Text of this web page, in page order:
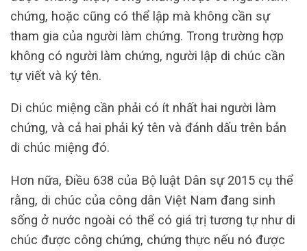
chứng, hoặc cũng có thể lập mà không cần sự
tham gia của người làm chứng. Trong trường hợp
không có người làm chứng, người lập di chúc cần
tự viết và ký tên.
Di chúc miệng cần phải có ít nhất hai người làm
chứng, và cả hai phải ký tên và đánh dấu trên bản
di chúc miệng đó.
Hơn nữa, Điều 638 của Bộ luật Dân sự 2015 cụ thể
rằng, di chúc của công dân Việt Nam đang sinh
sống ở nước ngoài có thể có giá trị tương tự như di
chúc được công chứng, chứng thực nếu nó được